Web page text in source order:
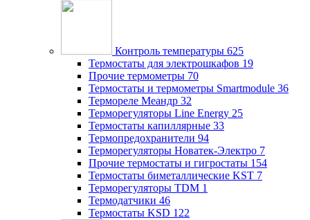
Контроль температуры 625
Термостаты для электрошкафов 19
Прочие термометры 70
Термостаты и термометры Smartmodule 36
Термореле Меандр 32
Терморегуляторы Line Energy 25
Термостаты капиллярные 33
Термопредохранители 94
Терморегуляторы Новатек-Электро 7
Прочие термостаты и гигростаты 154
Термостаты биметаллические KST 7
Терморегуляторы TDM 1
Термодатчики 46
Термостаты KSD 122